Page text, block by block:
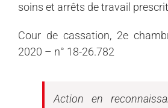
soins et arrêts de travail
Cour de cassation, 2e
2020 – n° 18-26.782
Action en